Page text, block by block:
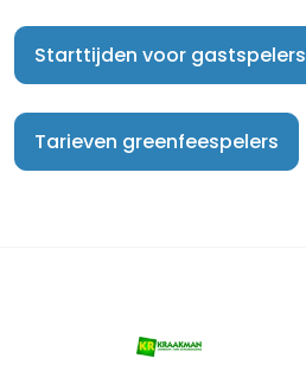
Starttijden voor gastspelers
Tarieven greenfeespelers